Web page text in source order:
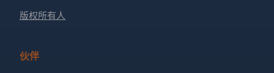
版权所有人
伙伴